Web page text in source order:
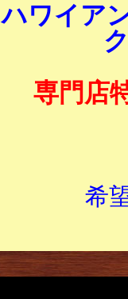
ハワイア
専門店
希